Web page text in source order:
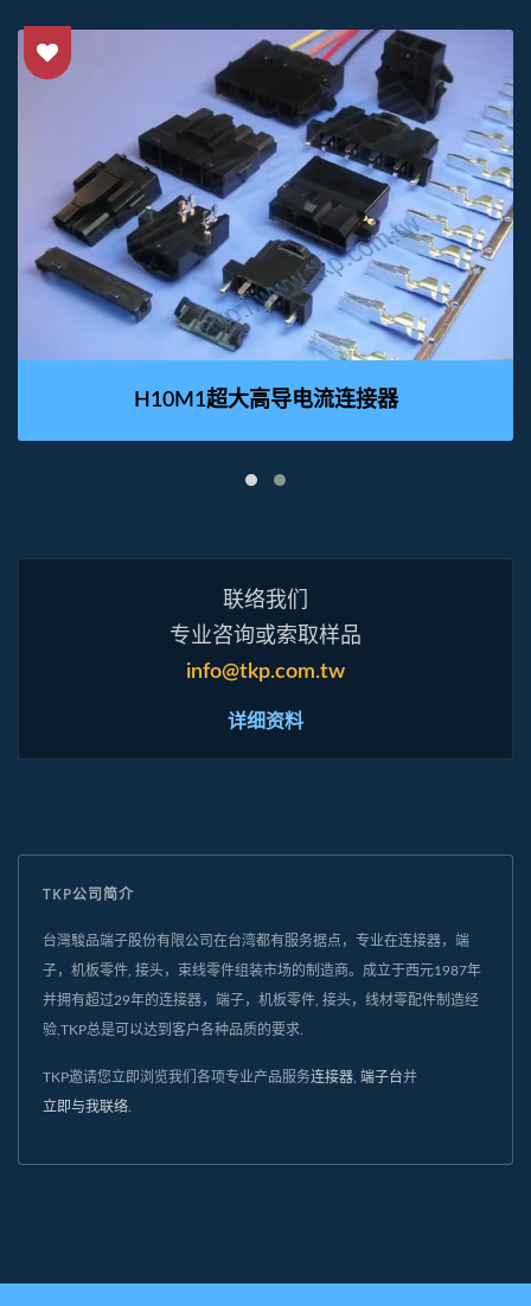
H10M1超大高导电流连接器
联络我们
专业咨询或索取样品
info@tkp.com.tw
详细资料
TKP公司简介
台灣駿品端子股份有限公司在台湾都有服务据点，专业在连接器，端
子，机板零件, 接头，束线零件组装市场的制造商。成立于西元1987年
并拥有超过29年的连接器，端子，机板零件, 接头，线材零配件制造经
验,TKP总是可以达到客户各种品质的要求.
TKP邀请您立即浏览我们各项专业产品服务连接器 端子台并
立即与我联络